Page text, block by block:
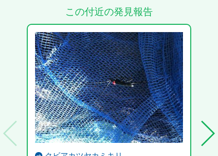
この付近の発見報告